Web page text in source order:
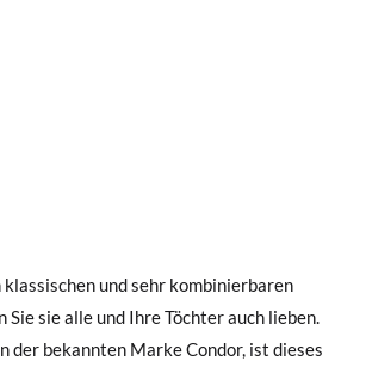
vor 15:00 Uhr aufgegeben